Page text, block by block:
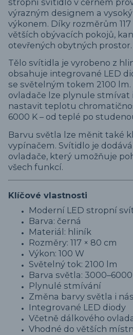
výrazným designem a
výkonem. Díky rozměrům
větších obývacích pokojů,
otevřených obytných prostor.
Tělo svítidla je vyrobeno z
obsahuje integrované LED
se světelným tokem 2100
ovladače lze plynule stmívat
nastavit teplotu
6000 K – od teplé po
Barvu světla lze měnit také
vypínačem. Svítidlo je
ovladače, který umožňuje
všech funkcí.
Klíčové vlastnosti
Moderní LED stropní
Barva: černá
Materiál: hliník
Rozměry: 117 × 80 cm
Výkon: 100 W
Světelný tok: 2100 lm
Barva světla:
Plynulé stmívání
Změna barvy světla i
Integrované LED diody
Včetně dálkového
Vhodné do větších